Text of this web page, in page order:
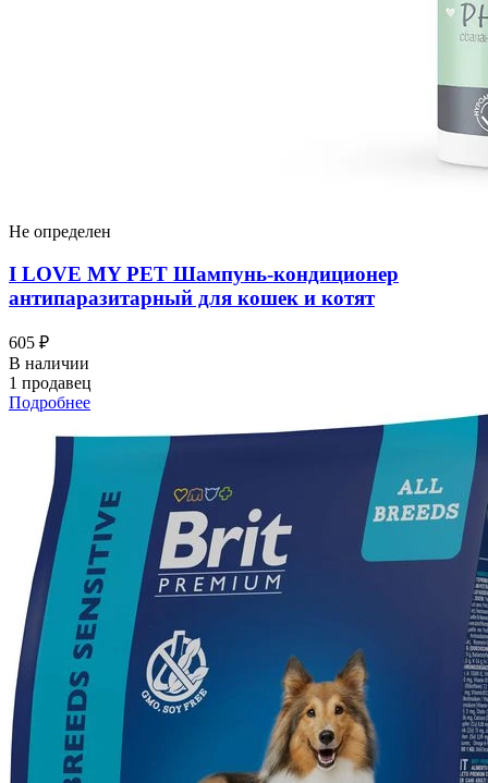
Не определен
I LOVЕ MY PET Шампунь-кондиционер
антипаразитарный для кошек и котят
605 ₽
В наличии
1 продавец
Подробнее